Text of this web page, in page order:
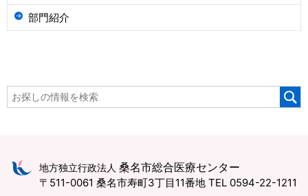
部門紹介
地方独立行政法人 桑名市総合医療センター
〒511-0061 桑名市寿町3丁目11番地 TEL 0594-22-1211